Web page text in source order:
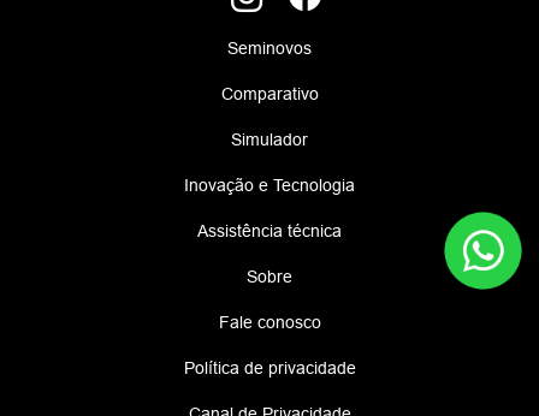
Seminovos
Comparativo
Simulador
Inovação e Tecnologia
Assistência técnica
Sobre
Fale conosco
Política de privacidade